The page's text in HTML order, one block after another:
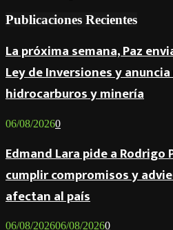
Publicaciones Recientes
La próxima semana, Paz
Ley de Inversiones y
hidrocarburos y minería
06/08/20260
Edmand Lara pide a Rodrigo
cumplir compromisos y
afectan al país
06/08/202606/08/20260